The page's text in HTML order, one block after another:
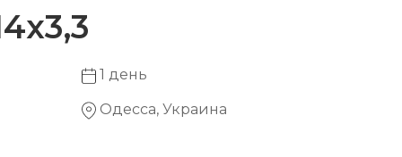
1 день
Одесса, Украина